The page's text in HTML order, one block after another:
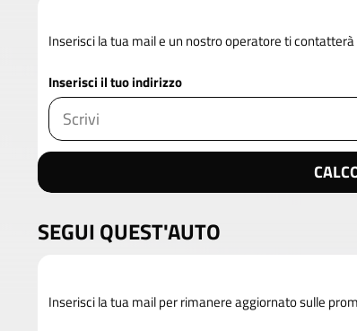
Inserisci la tua mail e un nostro operatore ti
Inserisci il tuo indirizzo
SEGUI QUEST'AUTO
Inserisci la tua mail per rimanere aggiornato sulle